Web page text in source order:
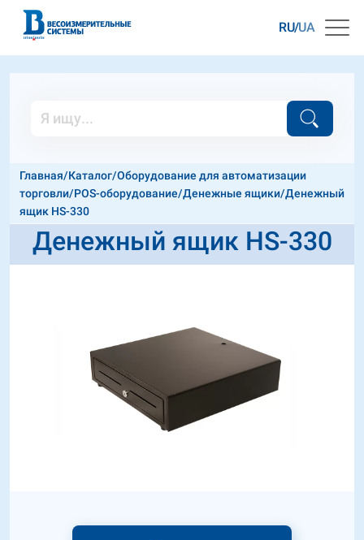
RU UA
Главная/Каталог/Оборудование для автоматизации
торговли/POS-оборудование/Денежные ящики/Денежный
ящик HS-330
Денежный ящик HS-330